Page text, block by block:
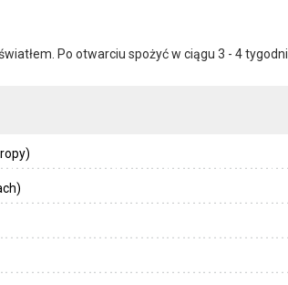
Po otwarciu spożyć w ciągu 3 - 4 tygodni.